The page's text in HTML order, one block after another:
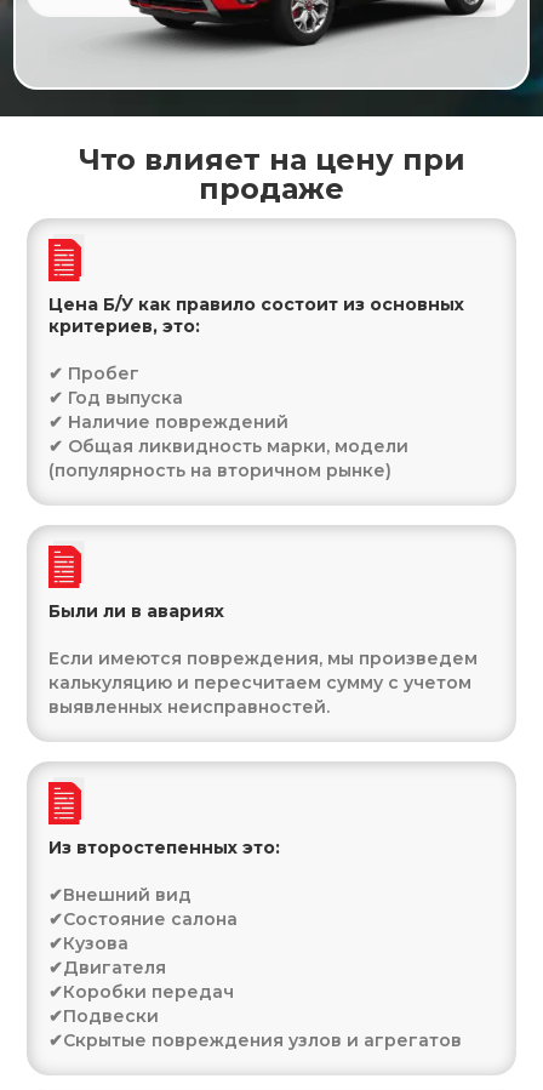
Что влияет на цену при
продаже
Цена Б/У как правило состоит из основных
критериев, это:
✔ Пробег
✔ Год выпуска
✔ Наличие повреждений
✔ Общая ликвидность марки, модели
(популярность на вторичном рынке)
Были ли в авариях
Если имеются повреждения, мы произведем
калькуляцию и пересчитаем сумму с учетом
выявленных неисправностей.
Из второстепенных это:
✔Внешний вид
✔Состояние салона
✔Кузова
✔Двигателя
✔Коробки передач
✔Подвески
✔Скрытые повреждения узлов и агрегатов